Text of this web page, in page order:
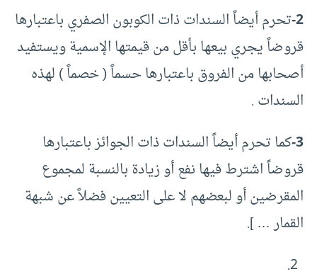
2-تحرم أيضاً السندات ذات الكوبون الصفري باعتبارها
قروضاً يجري بيعها بأقل من قيمتها الإسمية ويستفيد
أصحابها من الفروق باعتبارها حسماً ( خصماً ) لهذه
السندات .
3-كما تحرم أيضاً السندات ذات الجوائز باعتبارها
قروضاً اشترط فيها نفع أو زيادة بالنسبة لمجموع
المقرضين أو لبعضهم لا على التعيين فضلاً عن شبهة
القمار … ].